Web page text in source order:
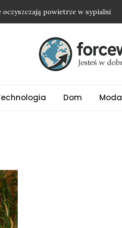
oczyszczają powietrze w sypialni
nawet najprostszy strój
oversize?
biżuterię ze stali chirurgicznej?
Dom Moda